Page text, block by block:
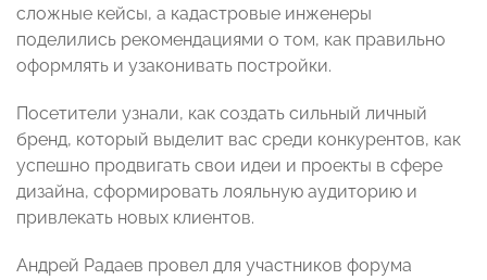
сложные кейсы, а кадастровые инженеры
поделились рекомендациями о том, как правильно
оформлять и узаконивать постройки.
Посетители узнали, как создать сильный личный
бренд, который выделит вас среди конкурентов, как
успешно продвигать свои идеи и проекты в сфере
дизайна, сформировать лояльную аудиторию и
привлекать новых клиентов.
Андрей Радаев провел для участников форума